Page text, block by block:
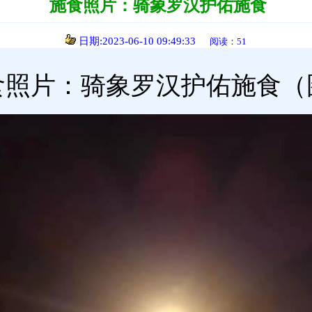
施食照片：骑象罗汉护佑施食
日期:2023-06-10 09:49:33 阅读：51
片：骑象罗汉护佑施食